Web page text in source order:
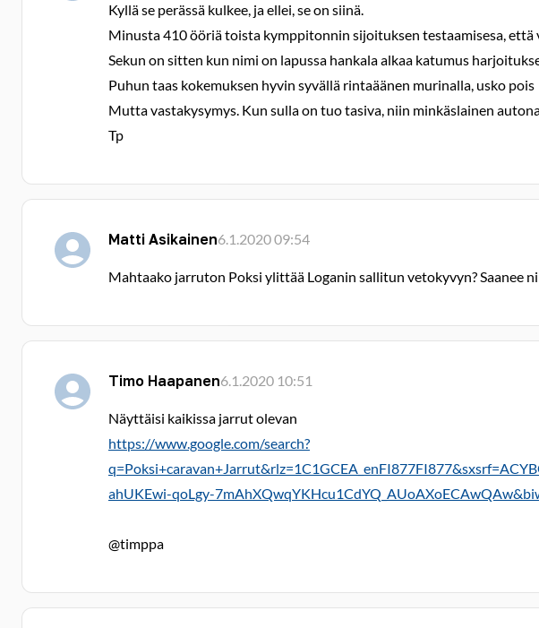
Kyllä se perässä kulkee, ja ellei, se on siinä.
Minusta 410 ööriä toista kymppitonnin sijoituksen testaamisesa, että
Sekun on sitten kun nimi on lapussa hankala alkaa katumus
Puhun taas kokemuksen hyvin syvällä rintaäänen murinalla, usko pois
Mutta vastakysymys. Kun sulla on tuo tasiva, niin minkäslainen
Tp
Matti Asikainen6.1.2020 09:54
Mahtaako jarruton Poksi ylittää Loganin sallitun vetokyvyn? Saanee
Timo Haapanen6.1.2020 10:51
Näyttäisi kaikissa jarrut olevan
https://www.google.com/search?
ahUKEwi-qoLgy-
@timppa